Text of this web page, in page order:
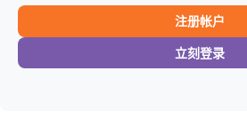
注册帐户
立刻登录